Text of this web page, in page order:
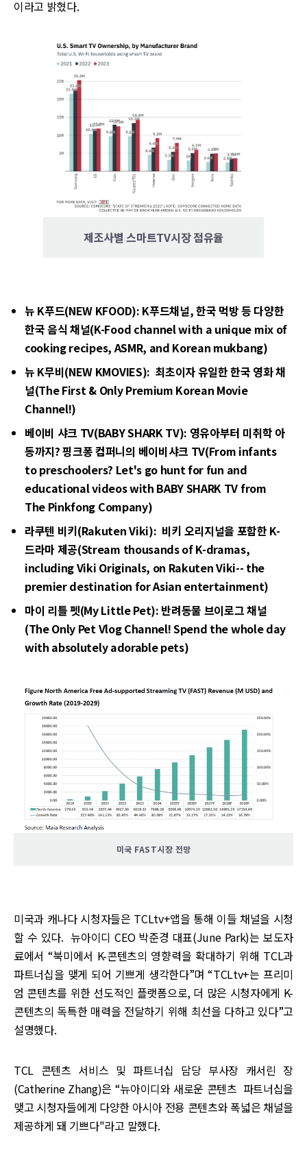
이라고 밝혔다.
제조사별 스마트TV시장 점유율
뉴 K푸드(NEW KFOOD): K푸드채널, 한국 먹방 등 다양한
한국 음식 채널(K-Food channel with a unique mix of
cooking recipes, ASMR, and Korean mukbang)
뉴 K무비(NEW KMOVIES): 최초이자 유일한 한국 영화 채
널(The First & Only Premium Korean Movie
Channel!)
베이비 샤크 TV(BABY SHARK TV): 영유아부터 미취학 아
동까지? 핑크퐁 컴퍼니의 베이비샤크 TV(From infants
to preschoolers? Let's go hunt for fun and
educational videos with BABY SHARK TV from
The Pinkfong Company)
라쿠텐 비키(Rakuten Viki): 비키 오리지널을 포함한 K-
드라마 제공(Stream thousands of K-dramas,
including Viki Originals, on Rakuten Viki-- the
premier destination for Asian entertainment)
마이 리틀 펫(My Little Pet): 반려동물 브이로그 채널
(The Only Pet Vlog Channel! Spend the whole day
with absolutely adorable pets)
미국 FAST시장 전망
미국과 캐나다 시청자들은 TCLtv+앱을 통해 이들 채널을 시청
할 수 있다. 뉴아이디 CEO 박준경 대표(June Park)는 보도자
료에서 “북미에서 K-콘텐츠의 영향력을 확대하기 위해 TCL과
파트너십을 맺게 되어 기쁘게 생각한다”며 “TCLtv+는 프리미
엄 콘텐츠를 위한 선도적인 플랫폼으로, 더 많은 시청자에게 K-
콘텐츠의 독특한 매력을 전달하기 위해 최선을 다하고 있다”고
설명했다.
TCL 콘텐츠 서비스 및 파트너십 담당 부사장 캐서린 장
(Catherine Zhang)은 “뉴아이디와 새로운 콘텐츠 파트너십을
맺고 시청자들에게 다양한 아시아 전용 콘텐츠와 폭넓은 채널을
제공하게 돼 기쁘다"라고 말했다.